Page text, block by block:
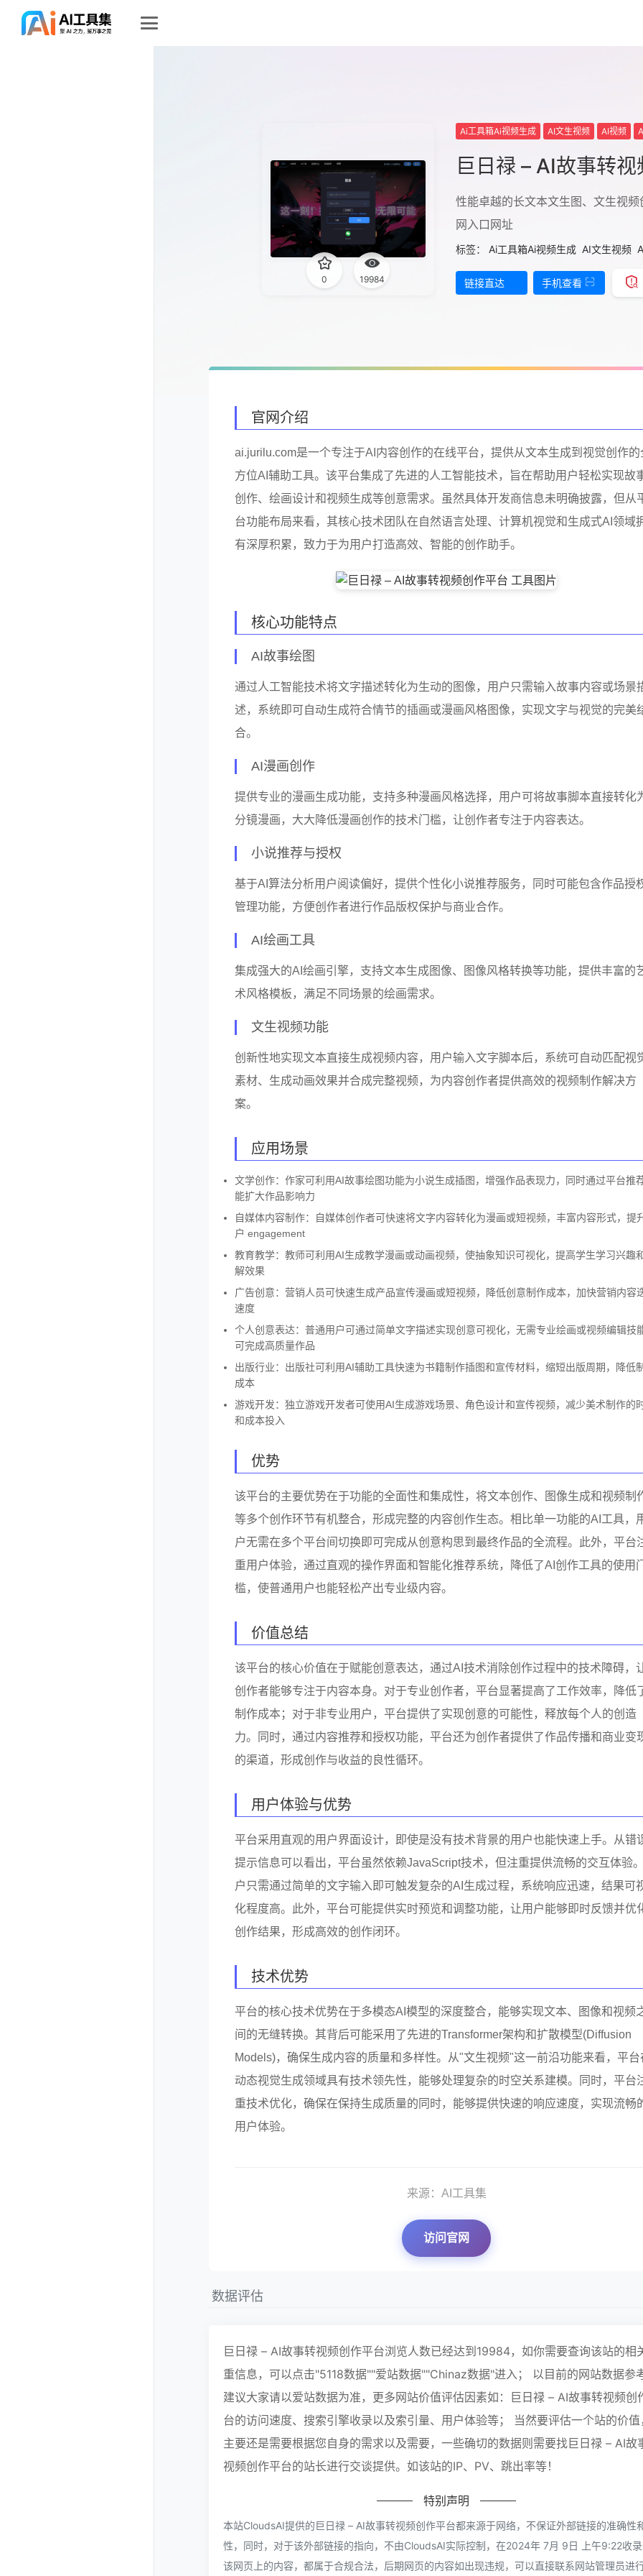
0 19984
Ai工具箱Ai视频生成 AI文生视频 AI视频
巨日禄 – AI故事转
性能卓越的长文本文生图、文生视
网入口网址
标签：Ai工具箱Ai视频生成 AI文生视频
链接直达 手机查看
官网介绍
ai.jurilu.com是一个专注于AI内容创作的在线平台，提供从文本生成到视觉创作的
方位AI辅助工具。该平台集成了先进的人工智能技术，旨在帮助用户轻松实现故
创作、绘画设计和视频生成等创意需求。虽然具体开发商信息未明确披露，但从
台功能布局来看，其核心技术团队在自然语言处理、计算机视觉和生成式AI领域
有深厚积累，致力于为用户打造高效、智能的创作助手。
核心功能特点
AI故事绘图
通过人工智能技术将文字描述转化为生动的图像，用户只需输入故事内容或场景
述，系统即可自动生成符合情节的插画或漫画风格图像，实现文字与视觉的完美
合。
AI漫画创作
提供专业的漫画生成功能，支持多种漫画风格选择，用户可将故事脚本直接转化
分镜漫画，大大降低漫画创作的技术门槛，让创作者专注于内容表达。
小说推荐与授权
基于AI算法分析用户阅读偏好，提供个性化小说推荐服务，同时可能包含作品授
管理功能，方便创作者进行作品版权保护与商业合作。
AI绘画工具
集成强大的AI绘画引擎，支持文本生成图像、图像风格转换等功能，提供丰富的
术风格模板，满足不同场景的绘画需求。
文生视频功能
创新性地实现文本直接生成视频内容，用户输入文字脚本后，系统可自动匹配视
素材、生成动画效果并合成完整视频，为内容创作者提供高效的视频制作解决方
案。
应用场景
文学创作：作家可利用AI故事绘图功能为小说生成插图，增强作品表现力，同时通过平台推
能扩大作品影响力
自媒体内容制作：自媒体创作者可快速将文字内容转化为漫画或短视频，丰富内容形式，提
户 engagement
教育教学：教师可利用AI生成教学漫画或动画视频，使抽象知识可视化，提高学生学习兴趣
解效果
广告创意：营销人员可快速生成产品宣传漫画或短视频，降低创意制作成本，加快营销内容
速度
个人创意表达：普通用户可通过简单文字描述实现创意可视化，无需专业绘画或视频编辑技
可完成高质量作品
出版行业：出版社可利用AI辅助工具快速为书籍制作插图和宣传材料，缩短出版周期，降低
成本
游戏开发：独立游戏开发者可使用AI生成游戏场景、角色设计和宣传视频，减少美术制作的
和成本投入
优势
该平台的主要优势在于功能的全面性和集成性，将文本创作、图像生成和视频制
等多个创作环节有机整合，形成完整的内容创作生态。相比单一功能的AI工具，
户无需在多个平台间切换即可完成从创意构思到最终作品的全流程。此外，平台
重用户体验，通过直观的操作界面和智能化推荐系统，降低了AI创作工具的使用门
槛，使普通用户也能轻松产出专业级内容。
价值总结
该平台的核心价值在于赋能创意表达，通过AI技术消除创作过程中的技术障碍，
创作者能够专注于内容本身。对于专业创作者，平台显著提高了工作效率，降低
制作成本；对于非专业用户，平台提供了实现创意的可能性，释放每个人的创造
力。同时，通过内容推荐和授权功能，平台还为创作者提供了作品传播和商业变
的渠道，形成创作与收益的良性循环。
用户体验与优势
平台采用直观的用户界面设计，即使是没有技术背景的用户也能快速上手。从错
提示信息可以看出，平台虽然依赖JavaScript技术，但注重提供流畅的交互体验
户只需通过简单的文字输入即可触发复杂的AI生成过程，系统响应迅速，结果可
化程度高。此外，平台可能提供实时预览和调整功能，让用户能够即时反馈并优
创作结果，形成高效的创作闭环。
技术优势
平台的核心技术优势在于多模态AI模型的深度整合，能够实现文本、图像和视频
间的无缝转换。其背后可能采用了先进的Transformer架构和扩散模型(Diffusion
Models)，确保生成内容的质量和多样性。从"文生视频"这一前沿功能来看，平台
动态视觉生成领域具有技术领先性，能够处理复杂的时空关系建模。同时，平台
重技术优化，确保在保持生成质量的同时，能够提供快速的响应速度，实现流畅
用户体验。
来源：AI工具集
访问官网
数据评估
巨日禄 – AI故事转视频创作平台浏览人数已经达到19984，如你需要查询该站的相
重信息，可以点击"5118数据""爱站数据""Chinaz数据"进入； 以目前的网站数据参考
建议大家请以爱站数据为准，更多网站价值评估因素如：巨日禄 – AI故事转视频创
台的访问速度、搜索引擎收录以及索引量、用户体验等； 当然要评估一个站的价值
主要还是需要根据您自身的需求以及需要，一些确切的数据则需要找巨日禄 – AI故
视频创作平台的站长进行交谈提供。如该站的IP、PV、跳出率等！
特别声明
本站CloudsAI提供的巨日禄 – AI故事转视频创作平台都来源于网络，不保证外部链接的准确性
性，同时，对于该外部链接的指向，不由CloudsAI实际控制，在2024年 7月 9日 上午9:22收录
该网页上的内容，都属于合规合法，后期网页的内容如出现违规，可以直接联系网站管理员进